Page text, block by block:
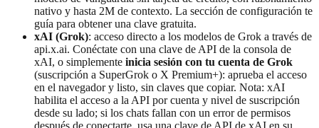
nativo y hasta 2M de contexto. La sección de configuración te
guía para obtener una clave gratuita.
xAI (Grok): acceso directo a los modelos de Grok a través de
api.x.ai. Conéctate con una clave de API de la consola de
xAI, o simplemente inicia sesión con tu cuenta de Grok
(suscripción a SuperGrok o X Premium+): aprueba el acceso
en el navegador y listo, sin claves que copiar. Nota: xAI
habilita el acceso a la API por cuenta y nivel de suscripción
desde su lado; si los chats fallan con un error de permisos
después de conectarte, usa una clave de API de xAI en su